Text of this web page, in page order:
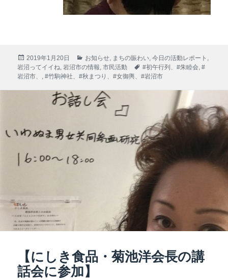
投
稿
日:
2019年1月20日
カ
テ
ゴ
ー
お知らせ, まちの賑わい,今日の活動レポート ,
岩沼ってイイね,岩沼市の情報,市民活動
タ
グ
#初午行列、#朱睦会,#
岩沼市、 ,#竹駒神社、#秋まつり、#女御輿、#岩沼市
【にしき食品・菊池洋会長の講
話会に参加】